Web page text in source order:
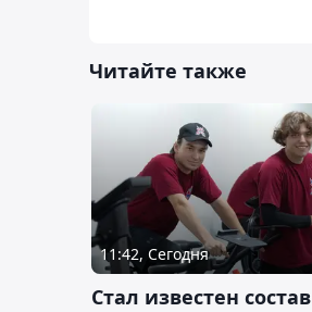
Читайте также
11:42, Сегодня
Стал известен состав